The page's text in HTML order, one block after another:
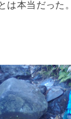
は本当だった。